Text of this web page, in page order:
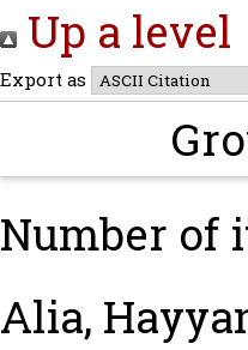
Up a level
Export as
Number of
Alia,